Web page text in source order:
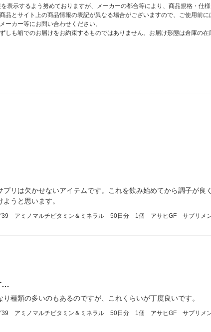
表示するよう努めておりますが、メーカーの都合等により、商品規格・仕
品とサイト上の商品情報の表記が異なる場合がございますので、ご使用前
ーカー等にお問い合わせください。
しも箱でのお届けをお約束するものではありません。お届け形態は倉庫の
リは欠かせないアイテムです。これを飲み始めてから調子が良
うと思います。
39 アミノマルチビタミン＆ミネラル 50日分 1個 アサヒGF サプリメ
…
種類の多いのもあるのですが、これくらいが丁度良いです。
39 アミノマルチビタミン＆ミネラル 50日分 1個 アサヒGF サプリメ